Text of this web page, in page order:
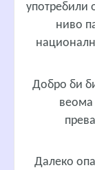
употребили
ниво
Добро би
веома
Далеко